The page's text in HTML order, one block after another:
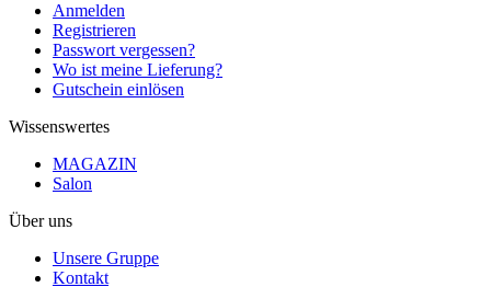
Anmelden
Registrieren
Passwort vergessen?
Wo ist meine Lieferung?
Gutschein einlösen
Wissenswertes
MAGAZIN
Salon
Über uns
Unsere Gruppe
Kontakt